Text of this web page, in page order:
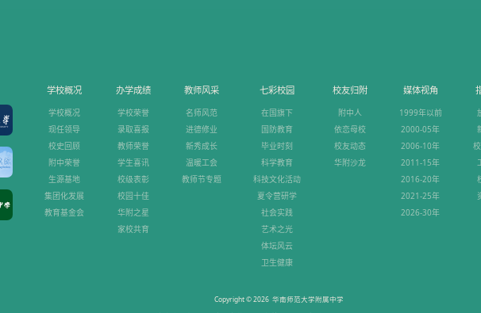
学校概况
学校概况
现任领导
校史回顾
附中荣誉
生源基地
集团化发展
教育基金会
办学成绩
学校荣誉
录取喜报
教师荣誉
学生喜讯
校级表彰
校园十佳
华附之星
家校共育
教师风采
名师风范
进德修业
新秀成长
温暖工会
教师节专题
七彩校园
在国旗下
国防教育
毕业时刻
科学教育
科技文化活动
夏令营研学
社会实践
艺术之光
体坛风云
卫生健康
校友归附
附中人
依恋母校
校友动态
华附沙龙
媒体视角
1999年以前
2000-05年
2006-10年
2011-15年
2016-20年
2021-25年
2026-30年
Copyright © 2026 华南师范大学附属中学